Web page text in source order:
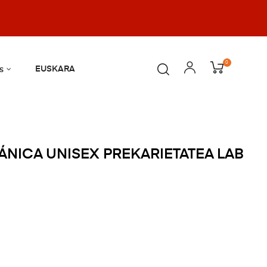
EUSKARA
0
UNISEX PREKARIETATEA LAB